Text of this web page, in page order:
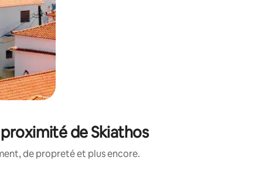
de Skiathos
de propreté et plus encore.